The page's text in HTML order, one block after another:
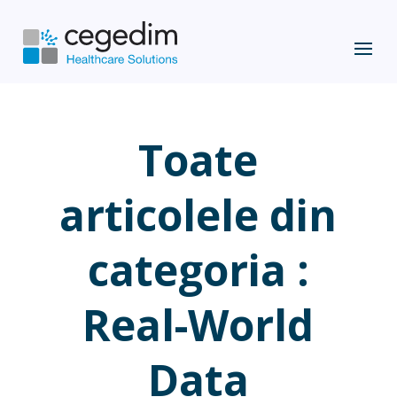
Toate
articolele din
categoria :
Real-World
Data